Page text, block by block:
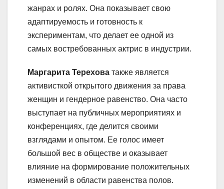
жанрах и ролях. Она показывает свою
адаптируемость и готовность к
экспериментам, что делает ее одной из
самых востребованных актрис в индустрии.
Маргарита Терехова также является
активисткой открытого движения за права
женщин и гендерное равенство. Она часто
выступает на публичных мероприятиях и
конференциях, где делится своими
взглядами и опытом. Ее голос имеет
большой вес в обществе и оказывает
влияние на формирование положительных
изменений в области равенства полов.